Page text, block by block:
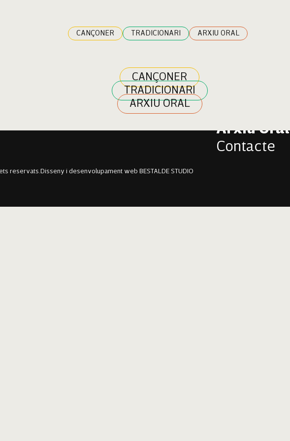
CANÇONER TRADICIONARI ARXIU ORAL
CANÇONER
TRADICIONARI
ARXIU ORAL
Arxiu Oral
Contacte
reservats. Disseny i desenvolupament web BESTALDE STUDIO